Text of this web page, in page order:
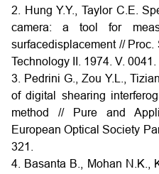
2. Hung Y.Y., Taylor C.E.
camera: a tool for
surfacedisplacement //
Technology II. 1974. V. 0041.
3. Pedrini G., Zou Y.L.,
of digital shearing
method // Pure and
European Optical Society
321.
4. Basanta B., Mohan N.K.,